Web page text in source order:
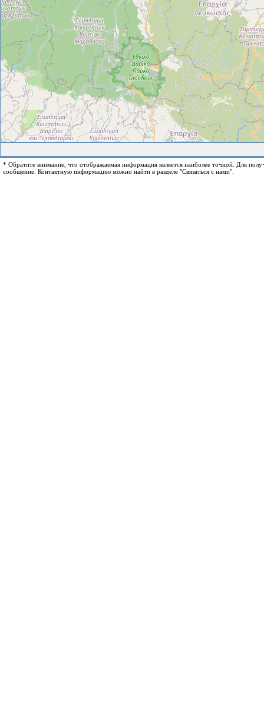
* Обратите внимание, что отображаемая информация является наиболее точной. Для
сообщение. Контактную информацию можно найти в разделе "Связаться с нами".